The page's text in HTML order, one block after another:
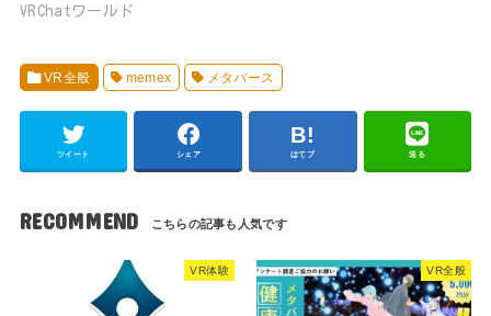
VRChatワールド
VR全般 memex メタバース
ツイート シェア はてブ 送る
RECOMMEND
VR体験 VR全般